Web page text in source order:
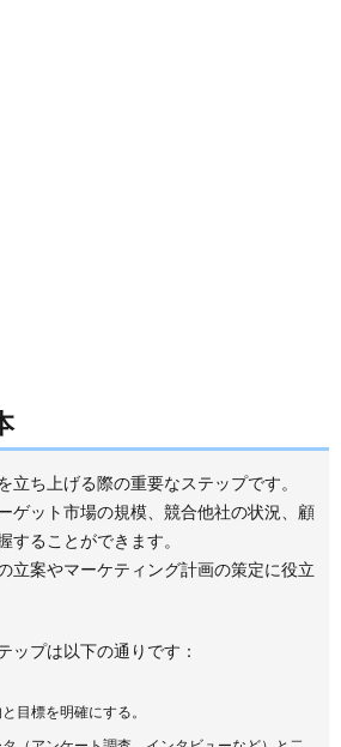
立ち上げる際の重要なステップです。
ゲット市場の規模、競合他社の状況、顧
することができます。
立案やマーケティング計画の策定に役立
ップは以下の通りです：
目標を明確にする。